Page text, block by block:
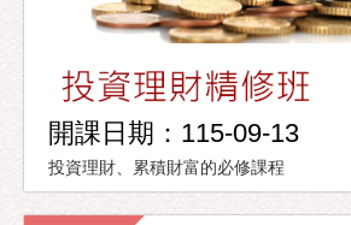
開課日期：115-09-13
投資理財、累積財富的必修課程